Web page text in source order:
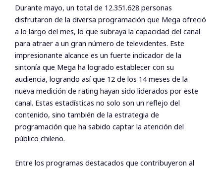
Durante mayo, un total de 12.351.628 personas
disfrutaron de la diversa programación que Mega ofreció
a lo largo del mes, lo que subraya la capacidad del canal
para atraer a un gran número de televidentes. Este
impresionante alcance es un fuerte indicador de la
sintonía que Mega ha logrado establecer con su
audiencia, logrando así que 12 de los 14 meses de la
nueva medición de rating hayan sido liderados por este
canal. Estas estadísticas no solo son un reflejo del
contenido, sino también de la estrategia de
programación que ha sabido captar la atención del
público chileno.
Entre los programas destacados que contribuyeron al